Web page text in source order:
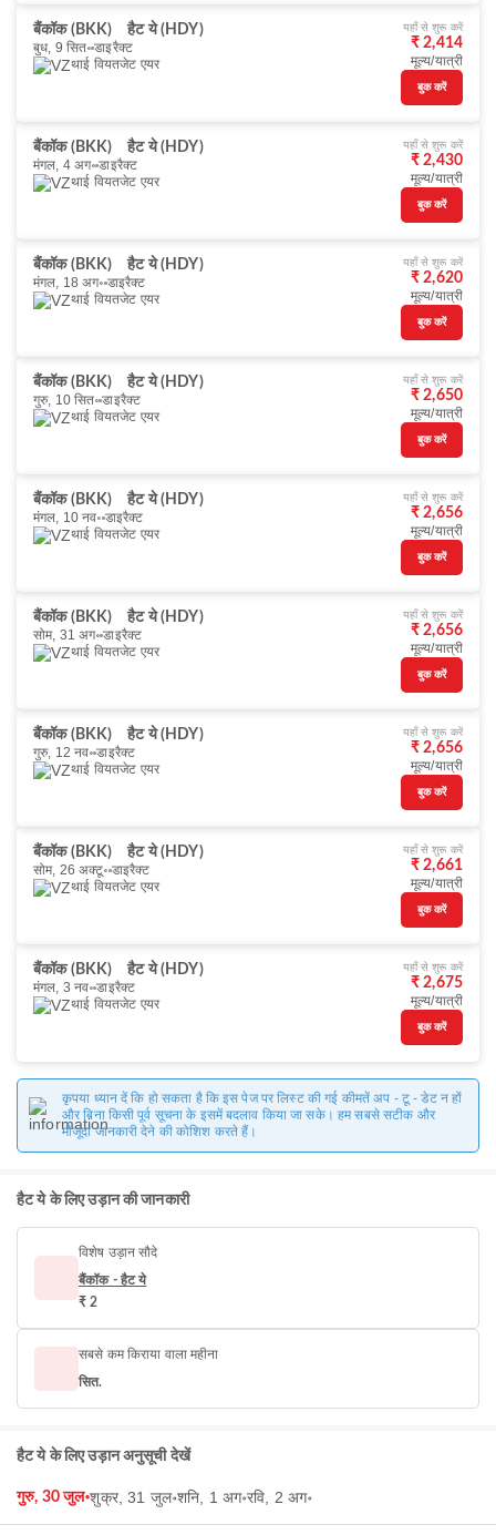
बैंकॉक (BKK)
हैट ये (HDY)
बुध, 9 सित॰ डाइरैक्ट
थाई वियतजेट एयर
यहाँ से शुरू करें
₹ 2,414
मूल्य/यात्री
बुक करें
बैंकॉक (BKK)
हैट ये (HDY)
मंगल, 4 अग॰ डाइरैक्ट
थाई वियतजेट एयर
यहाँ से शुरू करें
₹ 2,430
मूल्य/यात्री
बुक करें
बैंकॉक (BKK)
हैट ये (HDY)
मंगल, 18 अग॰ डाइरैक्ट
थाई वियतजेट एयर
यहाँ से शुरू करें
₹ 2,620
मूल्य/यात्री
बुक करें
बैंकॉक (BKK)
हैट ये (HDY)
गुरु, 10 सित॰ डाइरैक्ट
थाई वियतजेट एयर
यहाँ से शुरू करें
₹ 2,650
मूल्य/यात्री
बुक करें
बैंकॉक (BKK)
हैट ये (HDY)
मंगल, 10 नव॰ डाइरैक्ट
थाई वियतजेट एयर
यहाँ से शुरू करें
₹ 2,656
मूल्य/यात्री
बुक करें
बैंकॉक (BKK)
हैट ये (HDY)
सोम, 31 अग॰ डाइरैक्ट
थाई वियतजेट एयर
यहाँ से शुरू करें
₹ 2,656
मूल्य/यात्री
बुक करें
बैंकॉक (BKK)
हैट ये (HDY)
गुरु, 12 नव॰ डाइरैक्ट
थाई वियतजेट एयर
यहाँ से शुरू करें
₹ 2,656
मूल्य/यात्री
बुक करें
बैंकॉक (BKK)
हैट ये (HDY)
सोम, 26 अक्टू॰ डाइरैक्ट
थाई वियतजेट एयर
यहाँ से शुरू करें
₹ 2,661
मूल्य/यात्री
बुक करें
बैंकॉक (BKK)
हैट ये (HDY)
मंगल, 3 नव॰ डाइरैक्ट
थाई वियतजेट एयर
यहाँ से शुरू करें
₹ 2,675
मूल्य/यात्री
बुक करें
कृपया ध्यान दें कि हो सकता है कि इस पेज पर लिस्ट की गई कीमतें अप - टू - डेट न हों
और बिना किसी पूर्व सूचना के इसमें बदलाव किया जा सके। हम सबसे सटीक और
मौजूदा जानकारी देने की कोशिश करते हैं।
हैट ये के लिए उड़ान की जानकारी
विशेष उड़ान सौदे
बैंकॉक - हैट ये
₹ 2
सबसे कम किराया वाला महीना
सित.
हैट ये के लिए उड़ान अनुसूची देखें
गुरु, 30 जुल॰शुक्र, 31 जुल॰शनि, 1 अग॰रवि, 2 अग॰